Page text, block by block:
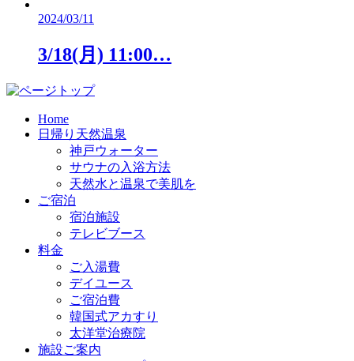
2024/03/11
3/18(月) 11:00…
Home
日帰り天然温泉
神戸ウォーター
サウナの入浴方法
天然水と温泉で美肌を
ご宿泊
宿泊施設
テレビブース
料金
ご入湯費
デイユース
ご宿泊費
韓国式アカすり
太洋堂治療院
施設ご案内